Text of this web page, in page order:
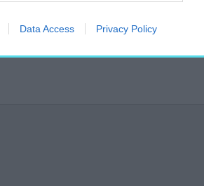
Data Access Privacy Policy